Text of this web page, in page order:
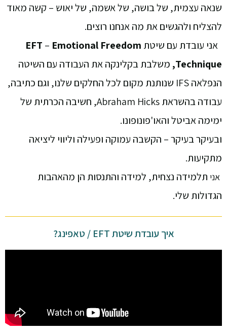
שנאה עצמית, של בושה, של אשמה, של יאוש – קשה מאוד
להצליח ולהגשים את מה אנחנו רוצים.
אני עובדת עם שיטת
EFT – Emotional Freedom
Technique, משלבת בקלינקה את העבודה עם השיטה
הנפלאה IFS שנותנת מקום לכל החלקים שלנו, וגם כתיבה,
עבודה בהשראת Abraham Hicks, חשיבה הכרתית של
ימימה אביטל והאו'פונופונו.
ובעיקר בעיקר – הקשבה עמוקה ופעילה וליווי ליציאה
מתקיעות.
אני תלמידה נצחית, למידה והתנסות הן מהאהבות
הגדולות שלי.
איך עובדת שיטת EFT / טאפינג?